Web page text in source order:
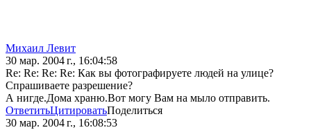
Михаил Левит
30 мар. 2004 г., 16:04:58
Re: Re: Re: Re: Как вы фотографируете людей на улице?
Спрашиваете разрешение?
А нигде.Дома храню.Вот могу Вам на мыло отправить.
ОтветитьЦитироватьПоделиться
30 мар. 2004 г., 16:08:53